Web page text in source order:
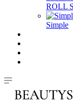
ROLL
Simple